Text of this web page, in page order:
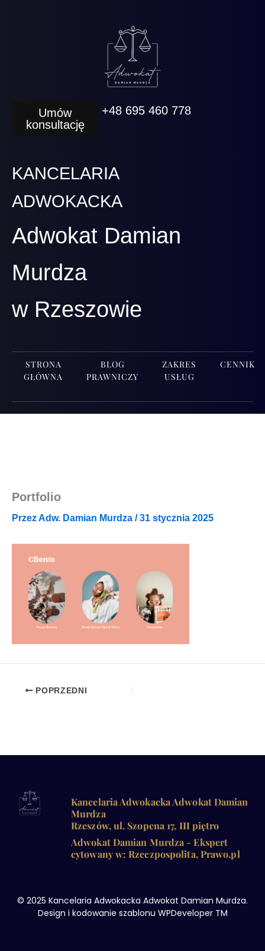
Umów
konsultację
+48 695 460 778
KANCELARIA
ADWOKACKA
Adwokat Damian
Murdza
w Rzeszowie
STRONA
GŁÓWNA
BLOG
PRAWNICZY
ZAKRES
USŁUG
CENNIK
Portfolio
PrzezAdw. Damian Murdza /31 stycznia 2025
POPRZEDNI
Kancelaria Adwokacka Adwokat Damian
Murdza
Rzeszów, ul. Szopena 17, III piętro
Adwokat Damian Murdza - Ekspert
cytowany w: Rzeczpospolita, Prawo.pl
© 2025 Kancelaria Adwokacka Adwokat Damian Murdza.
Design i kodowanie szablonu WPDeveloper TM